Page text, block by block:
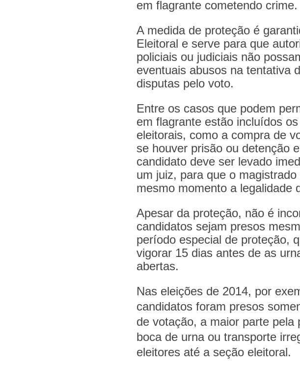
em flagrante cometendo crime.
A medida de proteção é
Eleitoral e serve para que
policiais ou judiciais não
eventuais abusos na tentativa
disputas pelo voto.
Entre os casos que podem
em flagrante estão incluídos
eleitorais, como a compra de
se houver prisão ou detenção
candidato deve ser levado
um juiz, para que o magistrado
mesmo momento a legalidade
Apesar da proteção, não é
candidatos sejam presos
período especial de proteção,
vigorar 15 dias antes de as
abertas.
Nas eleições de 2014, por
candidatos foram presos
de votação, a maior parte pela
boca de urna ou transporte
eleitores até a seção eleitoral.